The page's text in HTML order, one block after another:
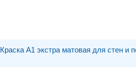
Краска A1 экстра матовая для стен и